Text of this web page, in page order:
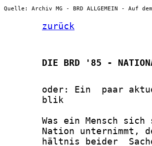
Quelle: Archiv MG - BRD ALLGEMEIN - Auf
zurück
DIE BRD '85 -